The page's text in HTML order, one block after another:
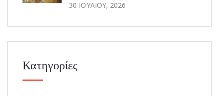
30 ΙΟΥΛΊΟΥ, 2026
Κατηγορίες